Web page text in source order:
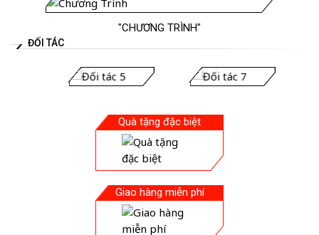
"CHƯƠNG TRÌNH"
ĐỐI TÁC
Quà tặng đặc biệt
Giao hàng miễn phí